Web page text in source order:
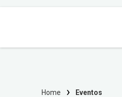
Home Eventos